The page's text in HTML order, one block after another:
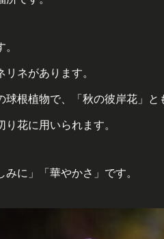
ネがあります。
根植物で、「秋の彼岸花」と
花に用いられます。
に」「華やかさ」です。